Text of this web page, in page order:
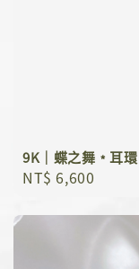
9K｜蝶之舞﹡耳環
Regular
NT$ 6,600